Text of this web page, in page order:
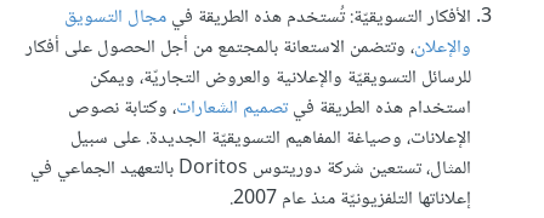
الأفكار التسويقيّة: تُستخدم هذه الطريقة فيمجال التسويق
والإعلان، وتتضمن الاستعانة بالمجتمع من أجل الحصول على أفكار
للرسائل التسويقيّة والإعلانية والعروض التجاريّة، ويمكن
استخدام هذه الطريقة فيتصميم الشعارات، وكتابة نصوص
الإعلانات، وصياغة المفاهيم التسويقيّة الجديدة. على سبيل
المثال، تستعين شركة دوريتوس Doritos بالتعهيد الجماعي في
إعلاناتها التلفزيونيّة منذ عام 2007.